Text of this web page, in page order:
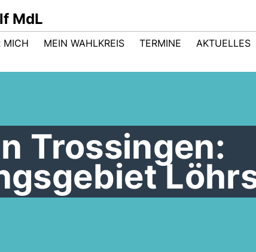
MdL
MICH MEIN WAHLKREIS TERMINE AKTUELLES
Trossingen: